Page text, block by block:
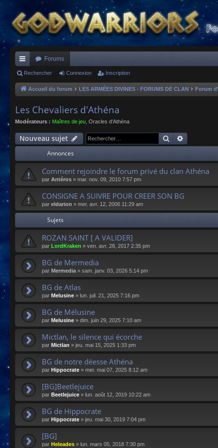
ac
co
s
Forums
Rechercher Connexion Inscription
Accueil du forum LES ARMÉES DIVINES - FORUMS DE CLAN Forum
Les Chevaliers d'Athéna
Modérateurs : Maîtres de jeu Oracles d'Athéna
Nouveau sujet Rechercher
Annonces
Comment rejoindre le forum privé du clan Athéna
par Antéros » mar. nov. 09, 2010 7:57 pm
CONSIGNE A SUIVRE POUR CREER SON BG
par eldarion » mer. avr. 12, 2006 11:29 am
Sujets
ROZAN SAINT [ A VALIDER]
par LordKraken » ven. avr. 28, 2017 2:35 pm
BG de Mermedia
par Mermedia » sam. janv. 03, 2026 5:14 pm
BG de Atlas
par Melusine » lun. juil. 21, 2025 7:16 pm
BG de Mélusine
par Melusine » dim. juin 29, 2025 7:10 am
Mictlan, le silence qui écorche
par Mictlan » jeu. mai 15, 2025 1:33 pm
BG de notre déesse Athéna
par Hippocrate » mer. mai 07, 2025 8:12 am
[BG]Beetlejuice
par Beetlejuice » lun. août 12, 2019 10:22 am
BG de Hippocrate
par Hippocrate » jeu. mai 30, 2019 7:04 pm
[BG]
par Heleades » lun. mars 05, 2018 7:30 pm